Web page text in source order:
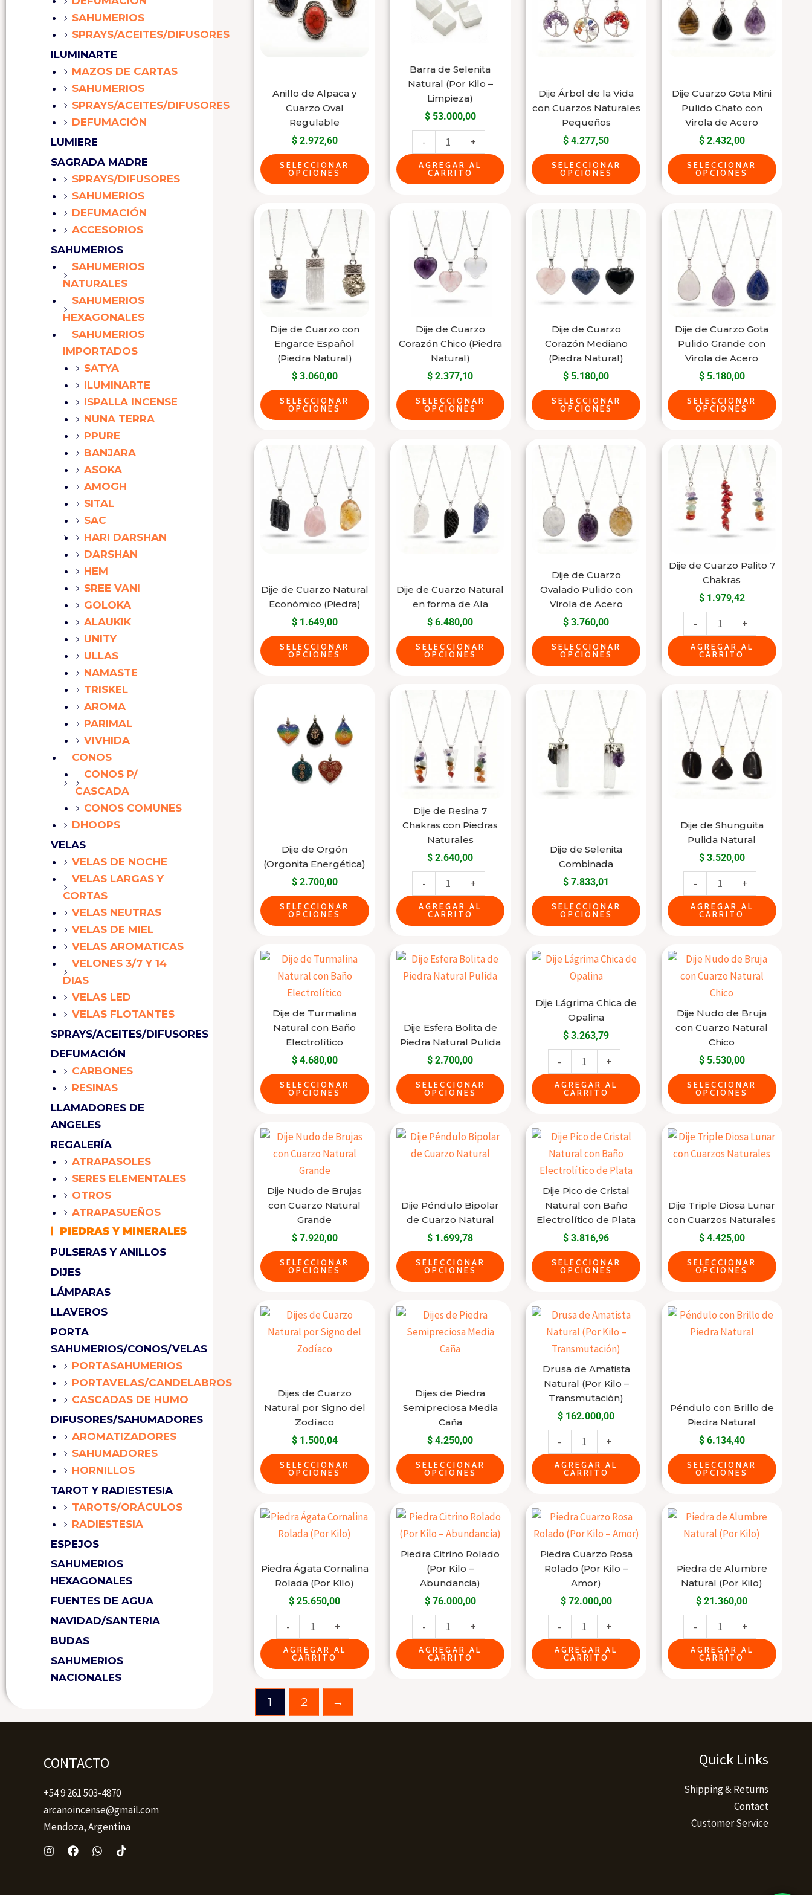
SAHUMERIOS
SPRAYS/ACEITES/DIFUSORES
ILUMINARTE
MAZOS DE CARTAS
SAHUMERIOS
SPRAYS/ACEITES/DIFUSORES
DEFUMACIÓN
LUMIERE
SAGRADA MADRE
SPRAYS/DIFUSORES
SAHUMERIOS
DEFUMACIÓN
ACCESORIOS
SAHUMERIOS
SAHUMERIOS
NATURALES
SAHUMERIOS
HEXAGONALES
SAHUMERIOS
IMPORTADOS
SATYA
ILUMINARTE
ISPALLA INCENSE
NUNA TERRA
PPURE
BANJARA
ASOKA
AMOGH
SITAL
SAC
HARI DARSHAN
DARSHAN
HEM
SREE VANI
GOLOKA
ALAUKIK
UNITY
ULLAS
NAMASTE
TRISKEL
AROMA
PARIMAL
VIVHIDA
CONOS
CONOS P/
CASCADA
CONOS COMUNES
DHOOPS
VELAS
VELAS DE NOCHE
VELAS LARGAS Y
CORTAS
VELAS NEUTRAS
VELAS DE MIEL
VELAS AROMATICAS
VELONES 3/7 Y 14
DIAS
VELAS LED
VELAS FLOTANTES
SPRAYS/ACEITES/DIFUSORES
DEFUMACIÓN
CARBONES
RESINAS
LLAMADORES DE
ANGELES
REGALERÍA
ATRAPASOLES
SERES ELEMENTALES
OTROS
ATRAPASUEÑOS
PIEDRAS Y MINERALES
PULSERAS Y ANILLOS
DIJES
LÁMPARAS
LLAVEROS
PORTA
SAHUMERIOS/CONOS/VELAS
PORTASAHUMERIOS
PORTAVELAS/CANDELABROS
CASCADAS DE HUMO
DIFUSORES/SAHUMADORES
AROMATIZADORES
SAHUMADORES
HORNILLOS
TAROT Y RADIESTESIA
TAROTS/ORÁCULOS
RADIESTESIA
ESPEJOS
SAHUMERIOS
HEXAGONALES
FUENTES DE AGUA
NAVIDAD/SANTERIA
BUDAS
SAHUMERIOS
NACIONALES
Anillo de Alpaca y
Cuarzo Oval
Regulable
$2.972,60
SELECCIONAR
OPCIONES
variantes.
Las
elegir
en
la
página
del
producto
Barra de Selenita
Natural (Por Kilo –
Limpieza)
$53.000,00
-
(Por
Limpieza)
cantidad
+
AGREGAR AL
CARRITO
Dije Árbol de la Vida
con Cuarzos Naturales
Pequeños
$ 4.277,50
SELECCIONAR
OPCIONES
variantes.
Las
opciones
elegir
en
la
página
del
producto
Dije Cuarzo Gota Mini
Pulido Chato con
Virola de Acero
$2.432,00
SELECCIONAR
OPCIONES
variantes.
Las
elegir
en
la
página
del
producto
Dije de Cuarzo con
Engarce Español
(Piedra Natural)
$3.060,00
SELECCIONAR
OPCIONES
Este
producto
tiene
varias
variantes.
opciones
se
pueden
elegir
en
la
página
producto
Dije de Cuarzo
Corazón Chico (Piedra
Natural)
$ 2.377,10
SELECCIONAR
OPCIONES
Este
producto
tiene
varias
variantes.
Las
se
pueden
elegir
en
la
página
producto
Dije de Cuarzo
Corazón Mediano
(Piedra Natural)
$ 5.180,00
SELECCIONAR
OPCIONES
Este
producto
tiene
varias
variantes.
Las
se
pueden
elegir
en
la
página
producto
Dije de Cuarzo Gota
Pulido Grande con
Virola de Acero
$5.180,00
SELECCIONAR
OPCIONES
Este
producto
tiene
varias
variantes.
Las
opciones
se
pueden
elegir
en
la
página
producto
Dije de Cuarzo Natural
Económico (Piedra)
$1.649,00
SELECCIONAR
OPCIONES
Este
producto
tiene
varias
variantes.
Las
opciones
elegir
en
la
página
del
Dije de Cuarzo Natural
en forma de Ala
$ 6.480,00
SELECCIONAR
OPCIONES
Este
producto
tiene
varias
variantes.
Las
opciones
elegir
en
la
página
del
Dije de Cuarzo
Ovalado Pulido con
Virola de Acero
$ 3.760,00
SELECCIONAR
OPCIONES
Este
producto
tiene
varias
variantes.
Las
opciones
pueden
elegir
en
la
página
del
Dije de Cuarzo Palito 7
Chakras
$1.979,42
-
Dije
de
Cuarzo
Palito
7
Chakras
+
AGREGAR AL
CARRITO
Dije de Orgón
(Orgonita Energética)
$2.700,00
SELECCIONAR
OPCIONES
tiene
varias
variantes.
Las
elegir
en
la
página
del
producto
Dije de Resina 7
Chakras con Piedras
Naturales
$ 2.640,00
-
Resina
Chakras
con
Naturales
cantidad
+
AGREGAR AL
CARRITO
Dije de Selenita
Combinada
$ 7.833,01
SELECCIONAR
OPCIONES
Este
producto
tiene
varias
variantes.
opciones
elegir
en
la
página
del
producto
Dije de Shunguita
Pulida Natural
$3.520,00
-
Shunguita
Pulida
Natural
cantidad
+
AGREGAR AL
CARRITO
Dije de Turmalina
Natural con Baño
Electrolítico
$4.680,00
SELECCIONAR
OPCIONES
Este
producto
tiene
variantes.
Las
opciones
se
pueden
elegir
la
página
del
producto
Dije Esfera Bolita de
Piedra Natural Pulida
$ 2.700,00
SELECCIONAR
OPCIONES
Este
producto
opciones
se
pueden
elegir
la
página
Dije Lágrima Chica de
Opalina
$ 3.263,79
-
Dije
Lágrima
de
Opalina
cantidad
+
AGREGAR AL
CARRITO
Dije Nudo de Bruja
con Cuarzo Natural
Chico
$5.530,00
SELECCIONAR
OPCIONES
Este
producto
tiene
variantes.
Las
opciones
se
pueden
elegir
la
página
Dije Nudo de Brujas
con Cuarzo Natural
Grande
$7.920,00
SELECCIONAR
OPCIONES
Este
producto
tiene
variantes.
Las
opciones
se
pueden
elegir
la
página
del
Dije Péndulo Bipolar
de Cuarzo Natural
$ 1.699,78
SELECCIONAR
OPCIONES
Este
producto
Las
opciones
se
pueden
elegir
la
página
del
Dije Pico de Cristal
Natural con Baño
Electrolítico de Plata
$ 3.816,96
SELECCIONAR
OPCIONES
Este
producto
tiene
variantes.
opciones
se
pueden
elegir
la
página
del
producto
Dije Triple Diosa Lunar
con Cuarzos Naturales
$4.425,00
SELECCIONAR
OPCIONES
Este
producto
Las
opciones
se
pueden
elegir
la
página
Dijes de Cuarzo
Natural por Signo del
Zodíaco
$1.500,04
SELECCIONAR
OPCIONES
Este
producto
tiene
Las
opciones
se
pueden
elegir
en
página
del
Dijes de Piedra
Semipreciosa Media
Caña
$ 4.250,00
SELECCIONAR
OPCIONES
Este
producto
tiene
Las
opciones
se
pueden
elegir
en
página
del
Drusa de Amatista
Natural (Por Kilo –
Transmutación)
$ 162.000,00
-
Drusa
de
Amatista
(Por
Kilo
Transmutación)
cantidad
+
AGREGAR AL
CARRITO
Péndulo con Brillo de
Piedra Natural
$6.134,40
SELECCIONAR
OPCIONES
Este
producto
opciones
se
pueden
elegir
en
página
del
Piedra Ágata Cornalina
Rolada (Por Kilo)
$ 25.650,00
-
Piedra
Ágata
Rolada
(Por
Kilo)
cantidad
+
AGREGAR AL
CARRITO
Piedra Citrino Rolado
(Por Kilo –
Abundancia)
$76.000,00
-
Piedra
Citrino
(Por
Kilo
Abundancia)
cantidad
+
AGREGAR AL
CARRITO
Piedra Cuarzo Rosa
Rolado (Por Kilo –
Amor)
$72.000,00
-
Piedra
Cuarzo
Rolado
Kilo
-
Amor)
cantidad
+
AGREGAR AL
CARRITO
Piedra de Alumbre
Natural (Por Kilo)
$ 21.360,00
-
Piedra
de
(Por
Kilo)
cantidad
+
AGREGAR AL
CARRITO
1 2 →
CONTACTO
+54 9 261 503-4870
arcanoincense@gmail.com
Mendoza, Argentina
Quick Links
Shipping & Returns
Contact
Customer Service